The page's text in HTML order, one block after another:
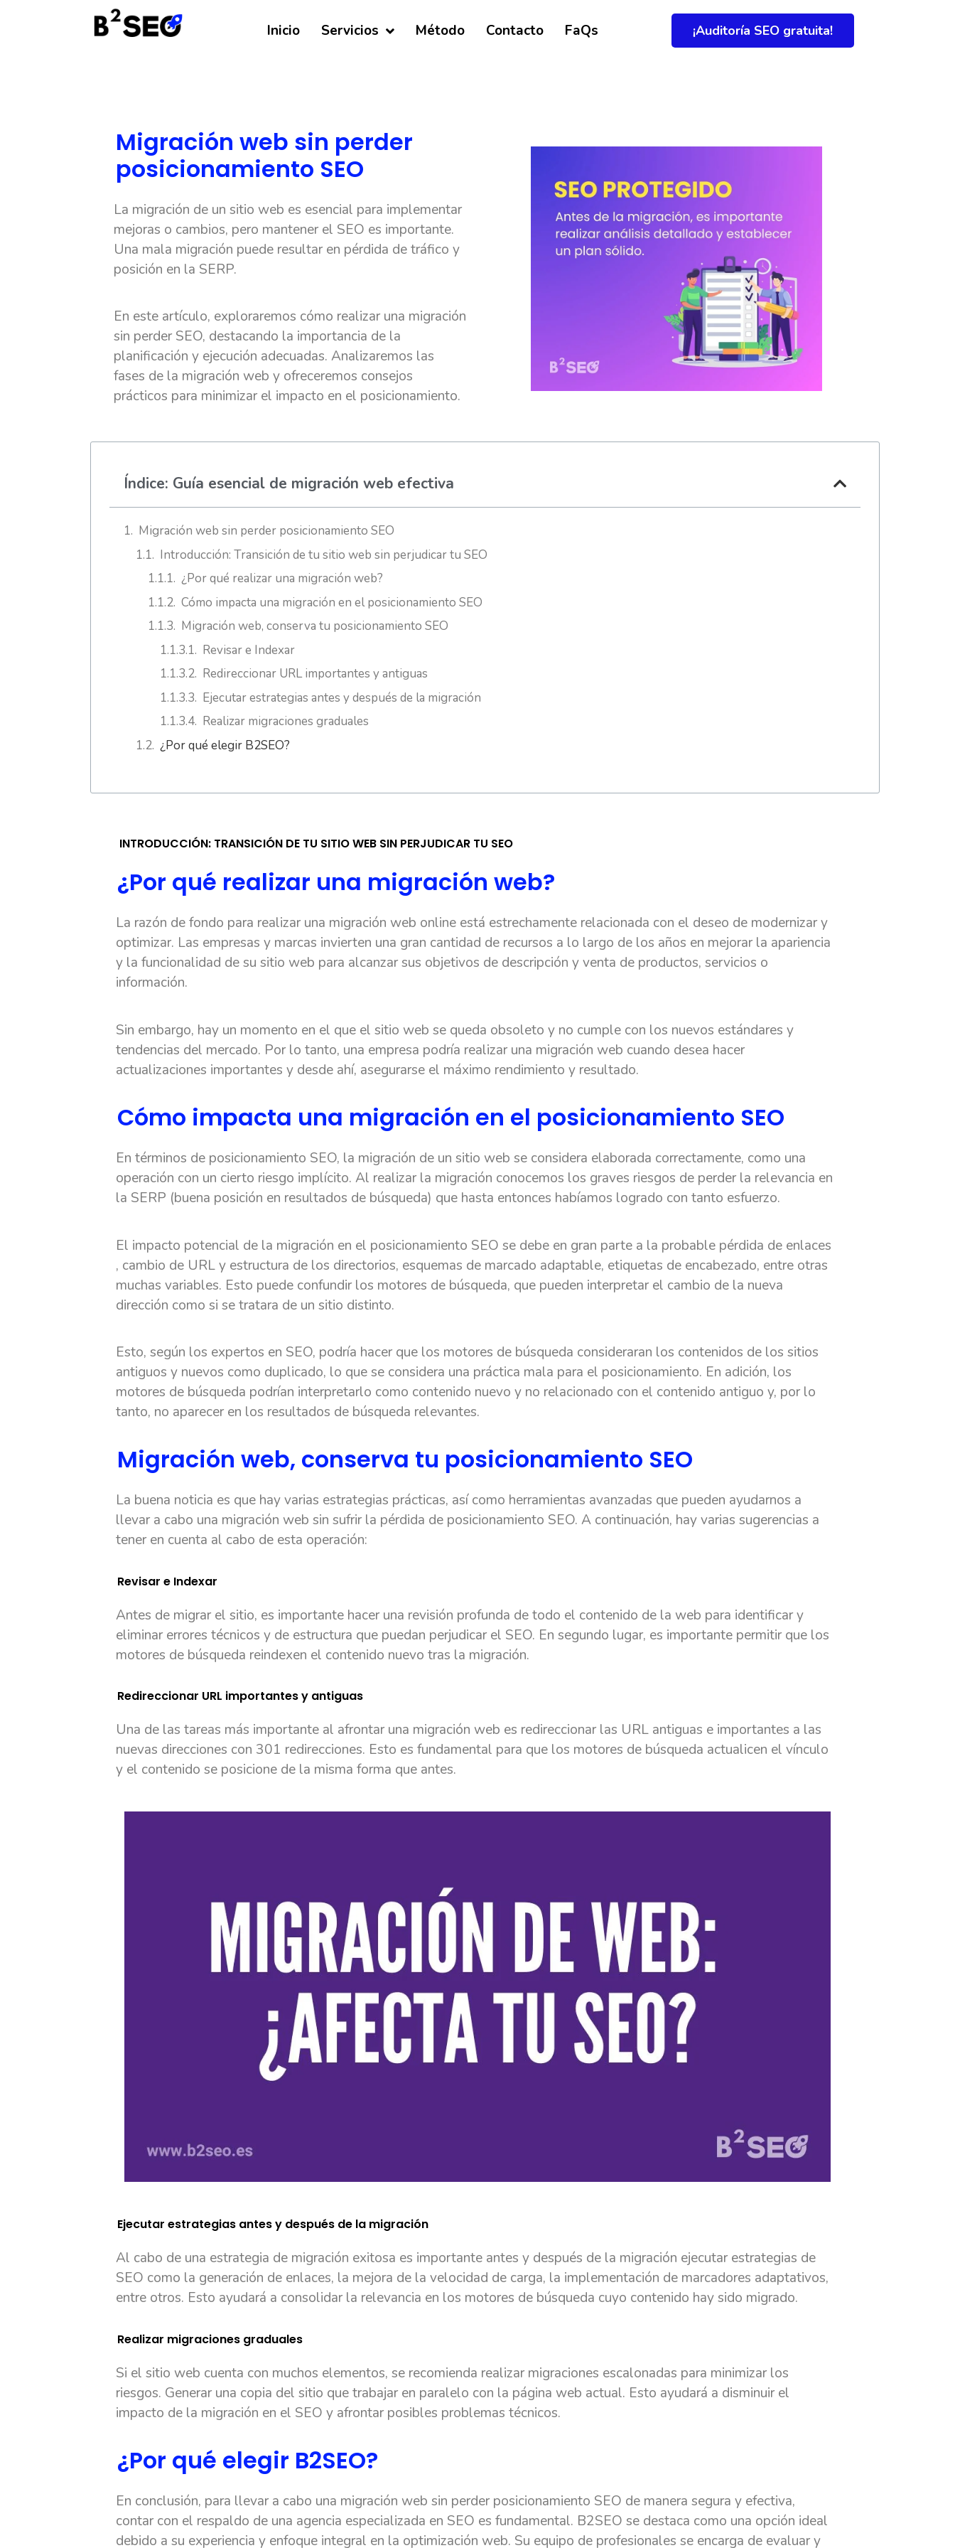
Inicio Servicios Método Contacto FaQs ¡Auditoría SEO gratuita!
Migración web sin perder
posicionamiento SEO
La migración de un sitio web es esencial para implementar
mejoras o cambios, pero mantener el SEO es importante.
Una mala migración puede resultar en pérdida de tráfico y
posición en la SERP.
En este artículo, exploraremos cómo realizar una migración
sin perder SEO, destacando la importancia de la
planificación y ejecución adecuadas. Analizaremos las
fases de la migración web y ofreceremos consejos
prácticos para minimizar el impacto en el posicionamiento.
Índice: Guía esencial de migración web efectiva
Migración web sin perder posicionamiento SEO
Introducción: Transición de tu sitio web sin perjudicar tu SEO
¿Por qué realizar una migración web?
Cómo impacta una migración en el posicionamiento SEO
Migración web, conserva tu posicionamiento SEO
Revisar e Indexar
Redireccionar URL importantes y antiguas
Ejecutar estrategias antes y después de la migración
Realizar migraciones graduales
¿Por qué elegir B2SEO?
INTRODUCCIÓN: TRANSICIÓN DE TU SITIO WEB SIN PERJUDICAR TU SEO
¿Por qué realizar una migración web?
La razón de fondo para realizar una migración web online está estrechamente relacionada con el deseo de modernizar y
optimizar. Las empresas y marcas invierten una gran cantidad de recursos a lo largo de los años en mejorar la apariencia
y la funcionalidad de su sitio web para alcanzar sus objetivos de descripción y venta de productos, servicios o
información.
Sin embargo, hay un momento en el que el sitio web se queda obsoleto y no cumple con los nuevos estándares y
tendencias del mercado. Por lo tanto, una empresa podría realizar una migración web cuando desea hacer
actualizaciones importantes y desde ahí, asegurarse el máximo rendimiento y resultado.
Cómo impacta una migración en el posicionamiento SEO
En términos de posicionamiento SEO, la migración de un sitio web se considera elaborada correctamente, como una
operación con un cierto riesgo implícito. Al realizar la migración conocemos los graves riesgos de perder la relevancia en
la SERP (buena posición en resultados de búsqueda) que hasta entonces habíamos logrado con tanto esfuerzo.
El impacto potencial de la migración en el posicionamiento SEO se debe en gran parte a la probable pérdida de enlaces
, cambio de URL y estructura de los directorios, esquemas de marcado adaptable, etiquetas de encabezado, entre otras
muchas variables. Esto puede confundir los motores de búsqueda, que pueden interpretar el cambio de la nueva
dirección como si se tratara de un sitio distinto.
Esto, según los expertos en SEO, podría hacer que los motores de búsqueda consideraran los contenidos de los sitios
antiguos y nuevos como duplicado, lo que se considera una práctica mala para el posicionamiento. En adición, los
motores de búsqueda podrían interpretarlo como contenido nuevo y no relacionado con el contenido antiguo y, por lo
tanto, no aparecer en los resultados de búsqueda relevantes.
Migración web, conserva tu posicionamiento SEO
La buena noticia es que hay varias estrategias prácticas, así como herramientas avanzadas que pueden ayudarnos a
llevar a cabo una migración web sin sufrir la pérdida de posicionamiento SEO. A continuación, hay varias sugerencias a
tener en cuenta al cabo de esta operación:
Revisar e Indexar
Antes de migrar el sitio, es importante hacer una revisión profunda de todo el contenido de la web para identificar y
eliminar errores técnicos y de estructura que puedan perjudicar el SEO. En segundo lugar, es importante permitir que los
motores de búsqueda reindexen el contenido nuevo tras la migración.
Redireccionar URL importantes y antiguas
Una de las tareas más importante al afrontar una migración web es redireccionar las URL antiguas e importantes a las
nuevas direcciones con 301 redirecciones. Esto es fundamental para que los motores de búsqueda actualicen el vínculo
y el contenido se posicione de la misma forma que antes.
Ejecutar estrategias antes y después de la migración
Al cabo de una estrategia de migración exitosa es importante antes y después de la migración ejecutar estrategias de
SEO como la generación de enlaces, la mejora de la velocidad de carga, la implementación de marcadores adaptativos,
entre otros. Esto ayudará a consolidar la relevancia en los motores de búsqueda cuyo contenido hay sido migrado.
Realizar migraciones graduales
Si el sitio web cuenta con muchos elementos, se recomienda realizar migraciones escalonadas para minimizar los
riesgos. Generar una copia del sitio que trabajar en paralelo con la página web actual. Esto ayudará a disminuir el
impacto de la migración en el SEO y afrontar posibles problemas técnicos.
¿Por qué elegir B2SEO?
En conclusión, para llevar a cabo una migración web sin perder posicionamiento SEO de manera segura y efectiva,
contar con el respaldo de una agencia especializada en SEO es fundamental. B2SEO se destaca como una opción ideal
debido a su experiencia y enfoque integral en la optimización web. Su equipo de profesionales se encarga de evaluar y